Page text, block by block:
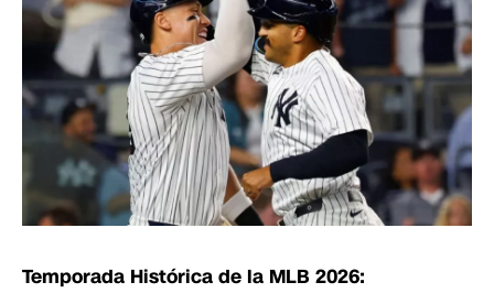
Temporada Histórica de la MLB 2026: